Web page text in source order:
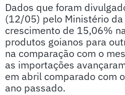
Dados que foram
(12/05) pelo Ministério
crescimento de 15,06%
produtos goianos para
na comparação com o
as importações
em abril comparado com
ano passado.